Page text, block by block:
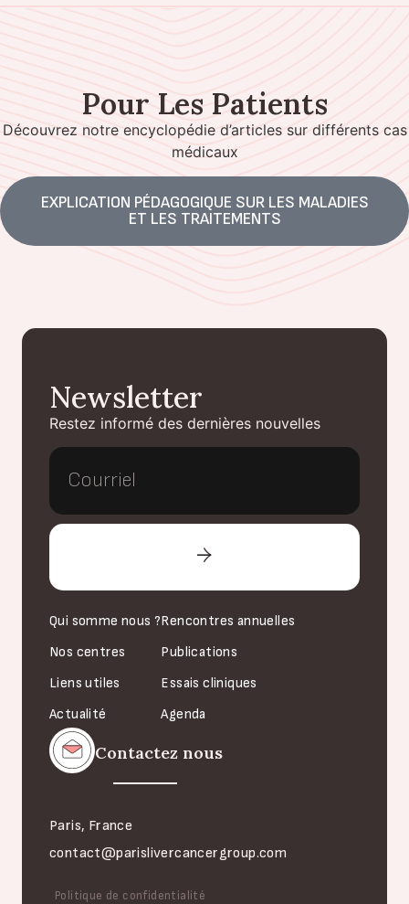
Pour Les Patients
Découvrez notre encyclopédie d’articles sur différents cas
médicaux
EXPLICATION PÉDAGOGIQUE SUR LES MALADIES
ET LES TRAITEMENTS
Newsletter
Restez informé des dernières nouvelles
Qui somme nous ?
Nos centres
Liens utiles
Actualité
Rencontres annuelles
Publications
Essais cliniques
Agenda
Contactez nous
Paris, France
contact@parislivercancergroup.com
Politique de confidentialité